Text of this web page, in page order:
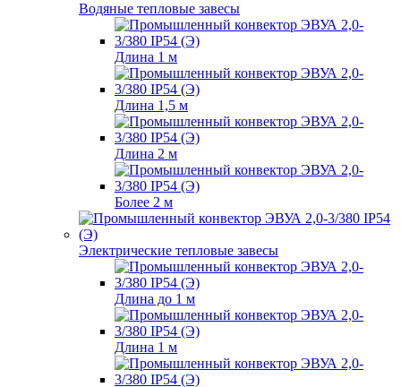
Водяные тепловые завесы
Длина 1 м
Длина 1,5 м
Длина 2 м
Более 2 м
Электрические тепловые завесы
Длина до 1 м
Длина 1 м